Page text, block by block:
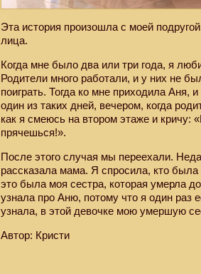
Эта история произошла с моей
лица.
Когда мне было два или три года, я
Родители много работали, и у них не
поиграть. Тогда ко мне приходила Аня,
один из таких дней, вечером, когда
как я смеюсь на втором этаже и
прячешься!».
После этого случая мы переехали.
рассказала мама. Я спросила, кто
это была моя сестра, которая умерла
узнала про Аню, потому что я один раз
узнала, в этой девочке мою умершую
Автор: Кристи